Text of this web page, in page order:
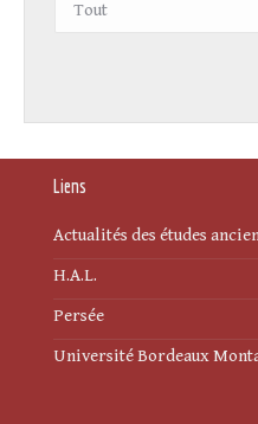
Liens
Actualités des études
H.A.L.
Persée
Université Bordeaux